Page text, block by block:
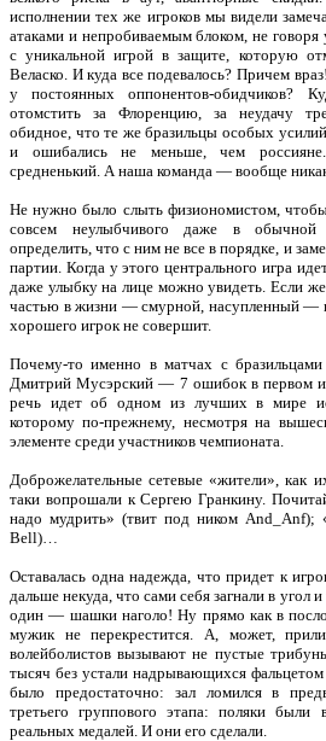
исполнении тех же игроков мы видели
атаками и непробиваемым блоком, не говоря
с уникальной игрой в защите, которую
Веласко. И куда все подевалось? Причем
у постоянных оппонентов-обидчиков?
отомстить за Флоренцию, за неудачу
обидное, что те же бразильцы особых
и ошибались не меньше, чем
средненький. А наша команда — вообще
Не нужно было слыть физиономистом,
совсем неулыбчивого даже в обычной
определить, что с ним не все в порядке, и
партии. Когда у этого центрального игра
даже улыбку на лице можно увидеть. Если
частью в жизни — смурной, насупленный —
хорошего игрок не совершит.
Почему-то именно в матчах с
Дмитрий Мусэрский — 7 ошибок в первом
речь идет об одном из лучших в мире
которому по-прежнему, несмотря на
элементе среди участников чемпионата.
Доброжелательные сетевые «жители», как
таки вопрошали к Сергею Гранкину.
надо мудрить» (твит под ником And_Anf);
Bell)…
Оставалась одна надежда, что придет к
дальше некуда, что сами себя загнали в угол
один — шашки наголо! Ну прямо как в
мужик не перекрестится. А, может,
волейболистов вызывают не пустые
тысяч без устали надрывающихся фальцетом
было предостаточно: зал ломился в
третьего группового этапа: поляки
реальных медалей. И они его сделали.